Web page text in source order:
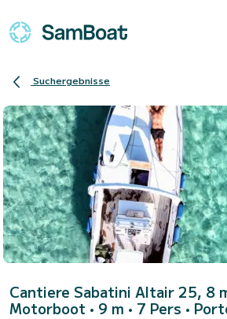
Suchergebnisse
Cantiere Sabatini Altair 25, 8
Motorboot • 9 m • 7 Pers •